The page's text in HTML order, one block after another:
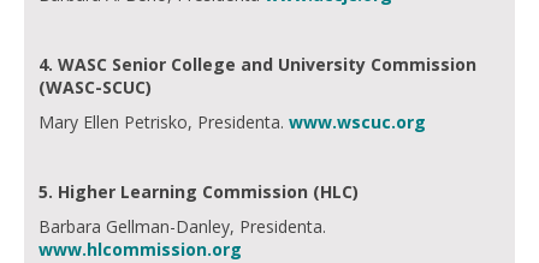
4. WASC Senior College and University Commission
(WASC-SCUC)
Mary Ellen Petrisko, Presidenta. www.wscuc.org
5. Higher Learning Commission (HLC)
Barbara Gellman-Danley, Presidenta.
www.hlcommission.org